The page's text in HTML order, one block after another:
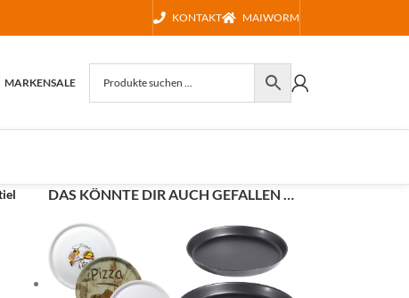
KONTAKT MAIWORM
MARKENSALE
DAS KÖNNTE DIR AUCH GEFALLEN …